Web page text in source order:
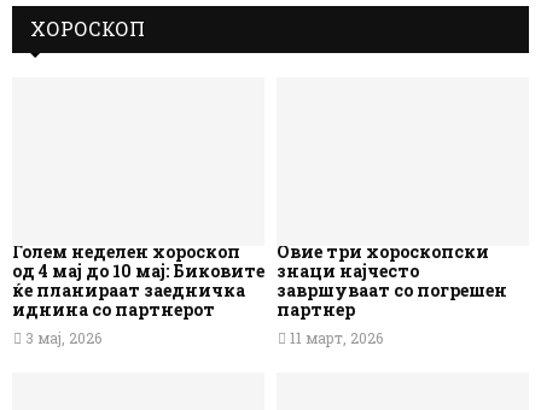
ХОРОСКОП
Голем неделен хороскоп
од 4 мај до 10 мај: Биковите
ќе планираат заедничка
иднина со партнерот
3 мај, 2026
Овие три хороскопски
знаци најчесто
завршуваат со погрешен
партнер
11 март, 2026